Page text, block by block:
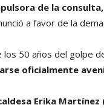
de la
a favor de la
los 50 años del golpe
oficialmente
Erika